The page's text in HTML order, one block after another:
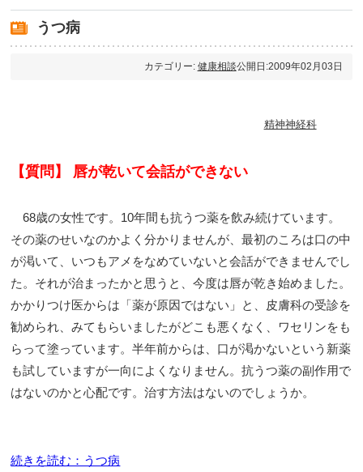
うつ病
カテゴリー: 健康相談公開日:2009年02月03日
精神神経科
【質問】 唇が乾いて会話ができない
68歳の女性です。10年間も抗うつ薬を飲み続けています。
その薬のせいなのかよく分かりませんが、最初のころは口の中
が渇いて、いつもアメをなめていないと会話ができませんでし
た。それが治まったかと思うと、今度は唇が乾き始めました。
かかりつけ医からは「薬が原因ではない」と、皮膚科の受診を
勧められ、みてもらいましたがどこも悪くなく、ワセリンをも
らって塗っています。半年前からは、口が渇かないという新薬
も試していますが一向によくなりません。抗うつ薬の副作用で
はないのかと心配です。治す方法はないのでしょうか。
続きを読む：うつ病